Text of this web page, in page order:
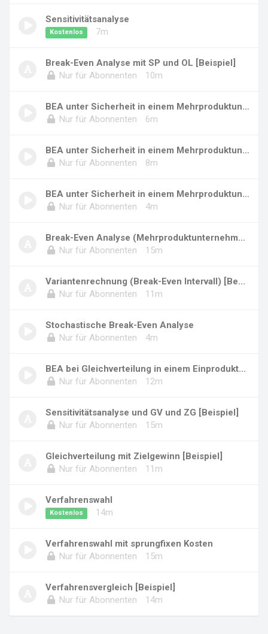
Sensitivitätsanalyse
Kostenlos 7m
Break-Even Analyse mit SP und OL [Beispiel]
Nur für Abonnenten
10m
BEA unter Sicherheit in einem Mehrproduktunte...
Nur für Abonnenten
6m
BEA unter Sicherheit in einem Mehrproduktunte...
Nur für Abonnenten
8m
BEA unter Sicherheit in einem Mehrproduktunte...
Nur für Abonnenten
4m
Break-Even Analyse (Mehrproduktunternehmen)...
Nur für Abonnenten
15m
Variantenrechnung (Break-Even Intervall) [Be...
Nur für Abonnenten
11m
Stochastische Break-Even Analyse
Nur für Abonnenten
4m
BEA bei Gleichverteilung in einem Einproduktu...
Nur für Abonnenten
12m
Sensitivitätsanalyse und GV und ZG [Beispiel]
Nur für Abonnenten
15m
Gleichverteilung mit Zielgewinn [Beispiel]
Nur für Abonnenten
11m
Verfahrenswahl
Kostenlos 14m
Verfahrenswahl mit sprungfixen Kosten
Nur für Abonnenten
15m
Verfahrensvergleich [Beispiel]
Nur für Abonnenten
14m